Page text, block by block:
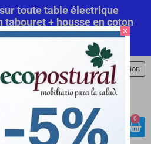
toute table électrique
tabouret + housse en coton
AutomatiqueCommandez
search
0
person Connexion
close